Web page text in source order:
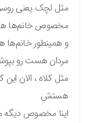
مثل لچک یعنی
مخصوص خانم‌ها
و همینطور خانم‌ها
مردان هست رو
مثل کلاه‌ ، الان این
هستش
اینا مخصوص دیگه